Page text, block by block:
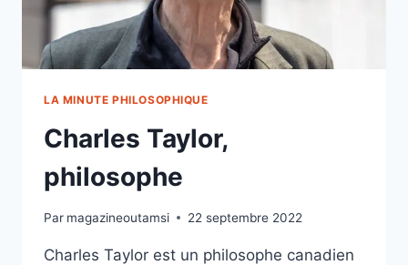
LA MINUTE PHILOSOPHIQUE
Charles Taylor,
philosophe
Par magazineoutamsi 22 septembre 2022
Charles Taylor est un philosophe canadien